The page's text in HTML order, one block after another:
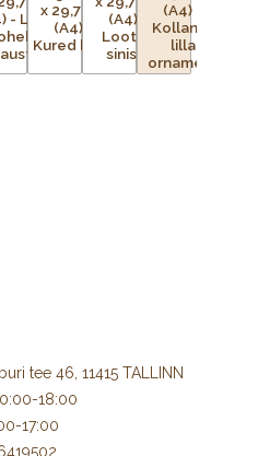
tee 46, 11415 TALLINN
18:00
17:00